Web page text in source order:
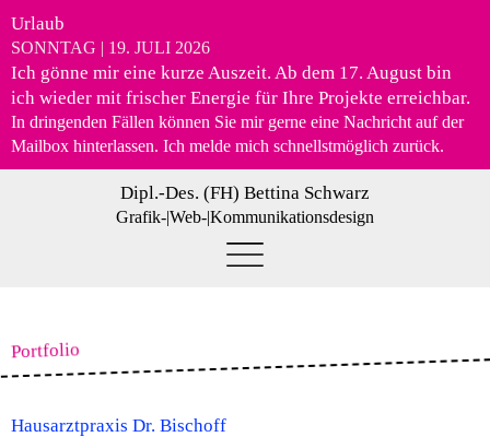
Urlaub
SONNTAG | 19. JULI 2026
Ich gönne mir eine kurze Auszeit. Ab dem 17. August bin
ich wieder mit frischer Energie für Ihre Projekte erreichbar.
In dringenden Fällen können Sie mir gerne eine Nachricht auf der
Mailbox hinterlassen. Ich melde mich schnellstmöglich zurück.
Dipl.-Des. (FH) Bettina Schwarz
Grafik-|Web-|Kommunikationsdesign
Portfolio
Hausarztpraxis Dr. Bischoff